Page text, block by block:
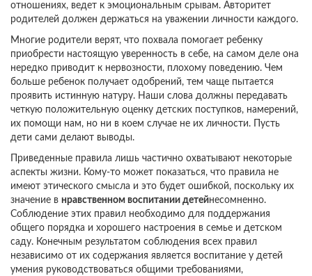
отношениях, ведет к эмоциональным срывам. Авторитет
родителей должен держаться на уважении личности каждого.
Многие родители верят, что похвала помогает ребенку
приобрести настоящую уверенность в себе, на самом деле она
нередко приводит к нервозности, плохому поведению. Чем
больше ребенок получает одобрений, тем чаще пытается
проявить истинную натуру. Наши слова должны передавать
четкую положительную оценку детских поступков, намерений,
их помощи нам, но ни в коем случае не их личности. Пусть
дети сами делают выводы.
Приведенные правила лишь частично охватывают некоторые
аспекты жизни. Кому-то может показаться, что правила не
имеют этического смысла и это будет ошибкой, поскольку их
значение в нравственном воспитании детейнесомненно.
Соблюдение этих правил необходимо для поддержания
общего порядка и хорошего настроения в семье и детском
саду. Конечным результатом соблюдения всех правил
независимо от их содержания является воспитание у детей
умения руководствоваться общими требованиями,